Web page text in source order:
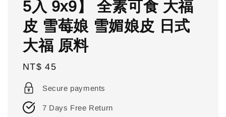
5入 9x9】 全素可食 大福
皮 雪莓娘 雪媚娘皮 日式
大福 原料
Regular
price
NT$ 45
Secure payments
7 Days Free Return